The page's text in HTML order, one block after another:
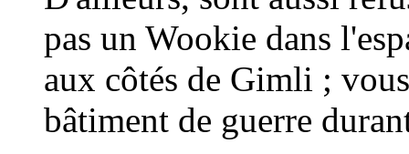
pas un Wookie dans
aux côtés de Gimli ;
bâtiment de guerre